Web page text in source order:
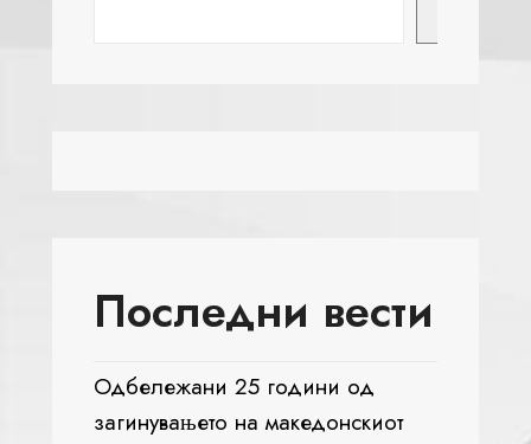
Последни вести
Одбележани 25 години од
загинувањето на македонскиот